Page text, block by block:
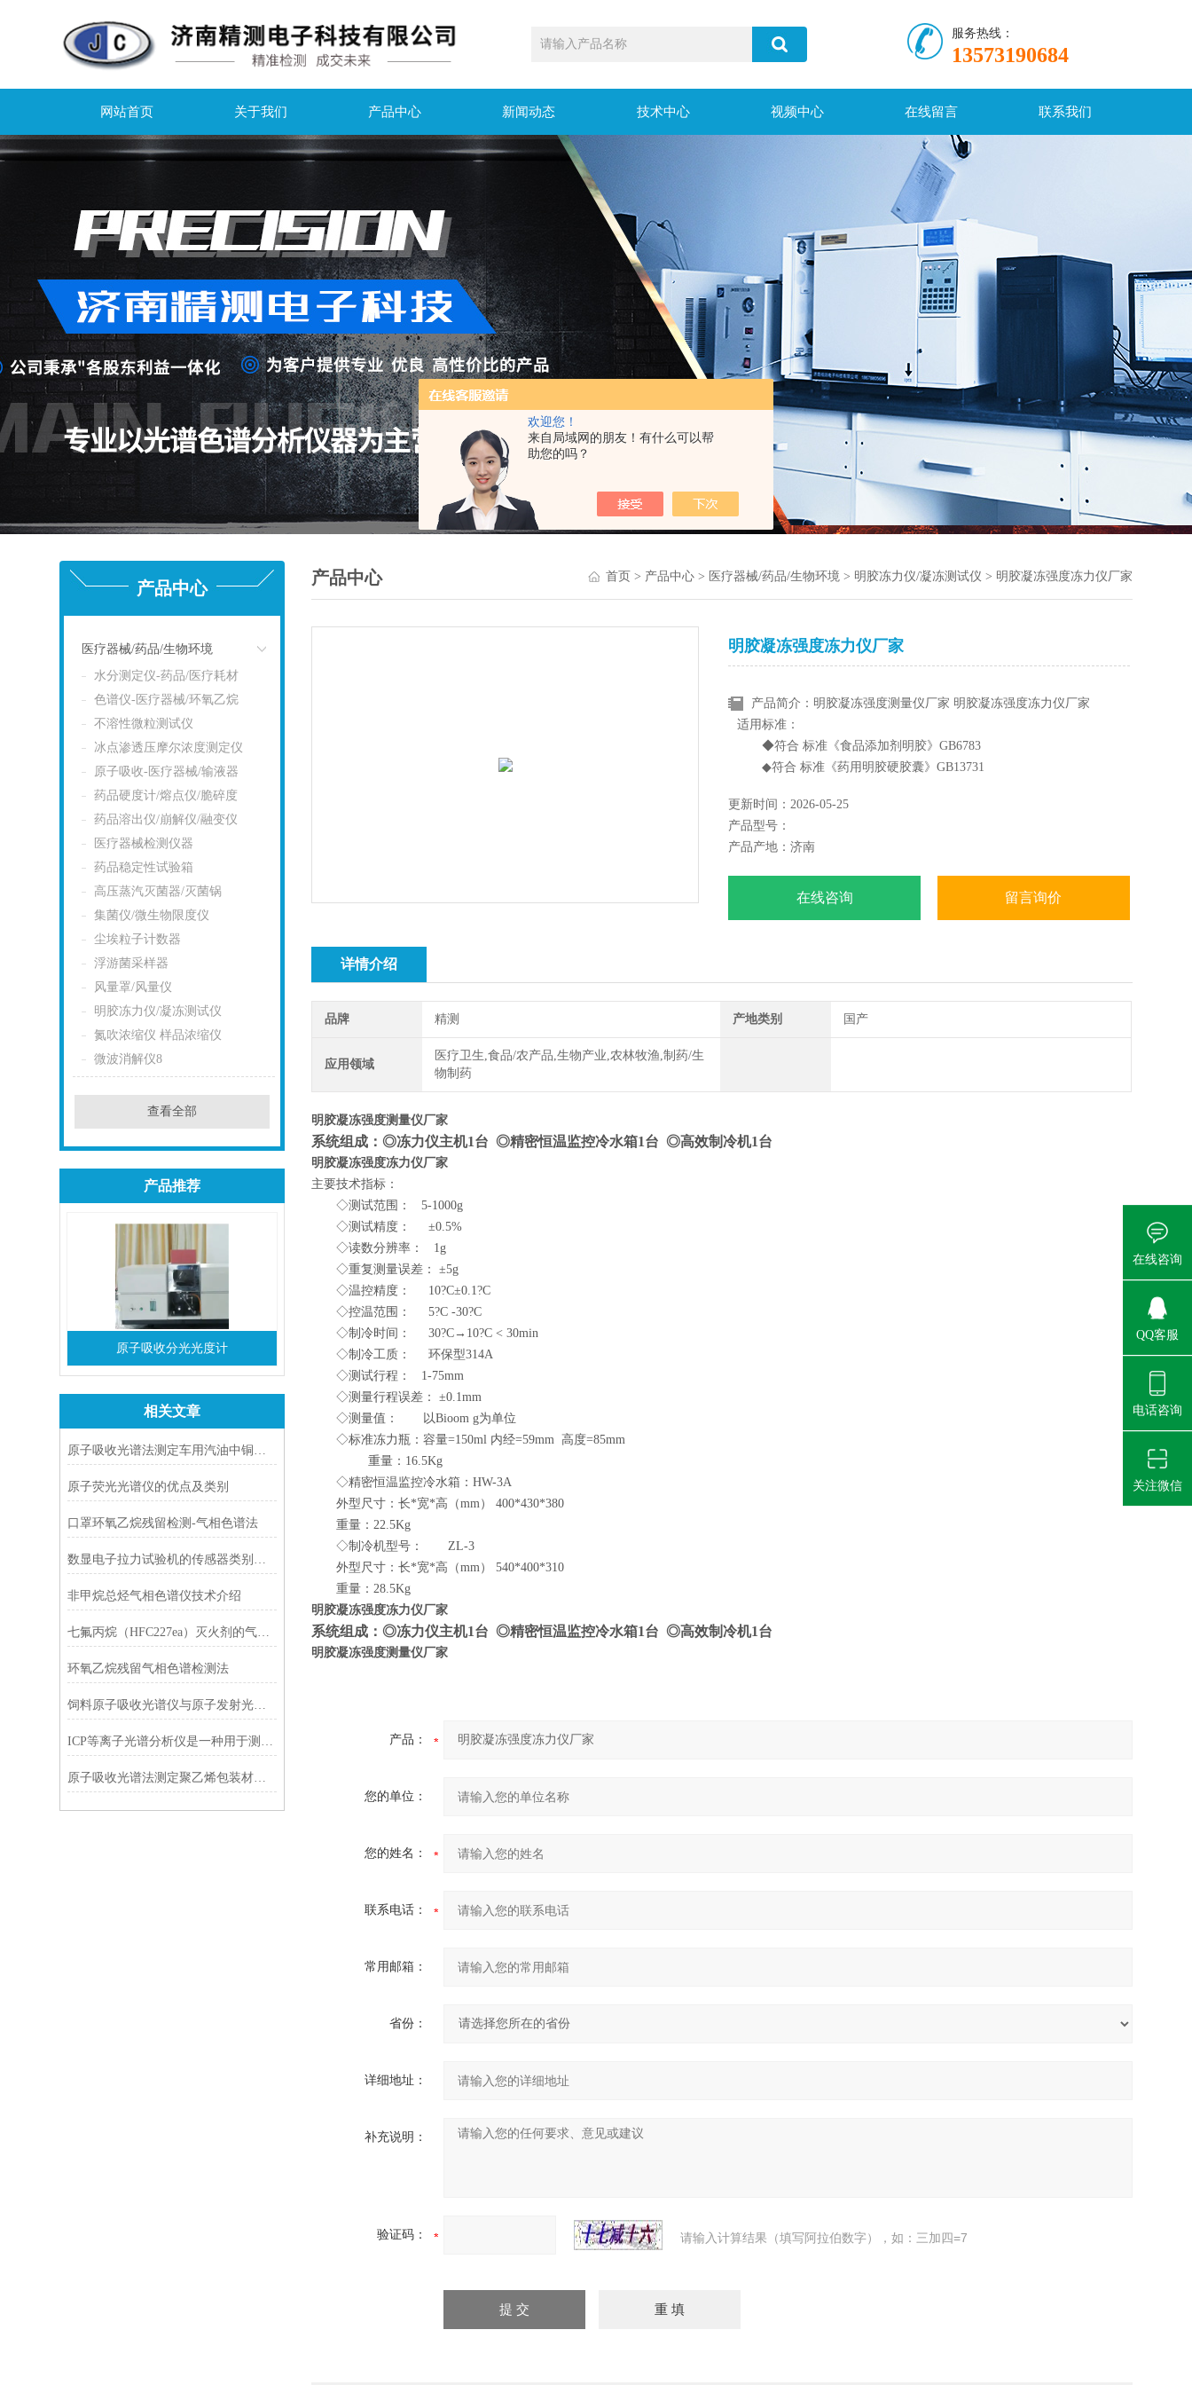
欢迎您！
来自局域网的朋友！有什么可以帮
助您的吗？
服务热线：
13573190684
网站首页 关于我们 产品中心 新闻动态 技术中心 视频中心 在线留言 联系我们
产品中心
医疗器械/药品/生物环境
点击
水分测定仪-药品/医疗耗材
色谱仪-医疗器械/环氧乙烷
不溶性微粒测试仪
冰点渗透压摩尔浓度测定仪
原子吸收-医疗器械/输液器
药品硬度计/熔点仪/脆碎度
药品溶出仪/崩解仪/融变仪
医疗器械检测仪器
药品稳定性试验箱
高压蒸汽灭菌器/灭菌锅
集菌仪/微生物限度仪
尘埃粒子计数器
浮游菌采样器
风量罩/风量仪
明胶冻力仪/凝冻测试仪
氮吹浓缩仪 样品浓缩仪
微波消解仪8
查看全部
产品推荐
原子吸收分光光度计
相关文章
原子吸收光谱法测定车用汽油中铜、铁、镍的含量
原子荧光光谱仪的优点及类别
口罩环氧乙烷残留检测-气相色谱法
数显电子拉力试验机的传感器类别说明
非甲烷总烃气相色谱仪技术介绍
七氟丙烷（HFC227ea）灭火剂的气相色谱分析
环氧乙烷残留气相色谱检测法
饲料原子吸收光谱仪与原子发射光谱法做个对比
ICP等离子光谱分析仪是一种用于测定样品中元素种类和含量的仪器
原子吸收光谱法测定聚乙烯包装材料中的铅
产品中心 首页 > 产品中心> 医疗器械/药品/生物环境> 明胶冻力仪/凝冻测试仪 > 明胶凝冻强度冻力仪厂家
明胶凝冻强度冻力仪厂家
产品简介：明胶凝冻强度测量仪厂家 明胶凝冻强度冻力仪厂家
适用标准：
◆符合 标准《食品添加剂明胶》GB6783
◆符合 标准《药用明胶硬胶囊》GB13731
◆符合行业标准《工业明胶》QB/T1995
◆符合行业标准《骨胶》QB/T1997
◆符合行业标准《照相明胶》QB1997
更新时间：2026-05-25
产品型号：
产品产地：济南
在线咨询 留言询价
详情介绍
品牌 精测 产地类别 国产
应用领域
医疗卫生,食品/农产品,生物产业,农林牧渔,制药/生
物制药
明胶凝冻强度测量仪厂家
系统组成：◎冻力仪主机1台 ◎精密恒温监控冷水箱1台 ◎高效制冷机1台
明胶凝冻强度冻力仪厂家
主要技术指标：
◇测试范围： 5-1000g
◇测试精度： ±0.5%
◇读数分辨率： 1g
◇重复测量误差： ±5g
◇温控精度： 10?C±0.1?C
◇控温范围： 5?C -30?C
◇制冷时间： 30?C→10?C < 30min
◇制冷工质： 环保型314A
◇测试行程： 1-75mm
◇测量行程误差： ±0.1mm
◇测量值： 以Bioom g为单位
◇标准冻力瓶：容量=150ml 内经=59mm 高度=85mm
重量：16.5Kg
◇精密恒温监控冷水箱：HW-3A
外型尺寸：长*宽*高（mm） 400*430*380
重量：22.5Kg
◇制冷机型号： ZL-3
外型尺寸：长*宽*高（mm） 540*400*310
重量：28.5Kg
明胶凝冻强度冻力仪厂家
系统组成：◎冻力仪主机1台 ◎精密恒温监控冷水箱1台 ◎高效制冷机1台
明胶凝冻强度测量仪厂家
产品：
您的单位：
您的姓名：
联系电话：
常用邮箱：
省份：
详细地址：
补充说明：
验证码： 请输入计算结果（填写阿拉伯数字），如：三加四=7
在线咨询
QQ客服
电话咨询
关注微信